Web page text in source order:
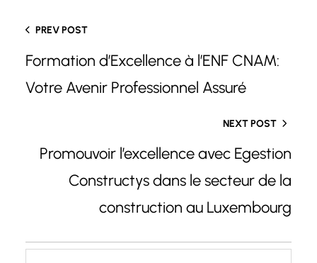
PREV POST
Formation d’Excellence à l’ENF CNAM:
Votre Avenir Professionnel Assuré
NEXT POST
Promouvoir l’excellence avec Egestion
Constructys dans le secteur de la
construction au Luxembourg